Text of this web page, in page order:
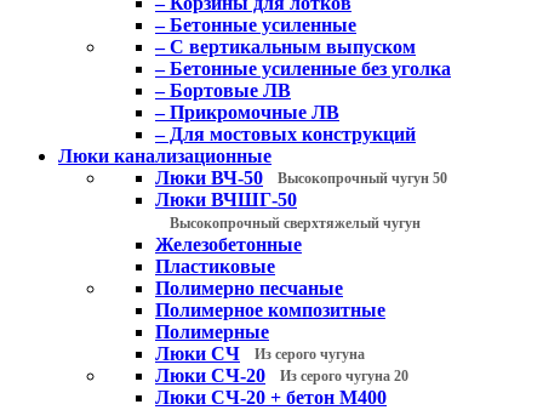
– Бетонные усиленные
– С вертикальным выпуском
– Бетонные усиленные без уголка
– Бортовые ЛВ
– Прикромочные ЛВ
– Для мостовых конструкций
Люки канализационные
Люки ВЧ-50
Высокопрочный чугун 50
Люки ВЧШГ-50
Высокопрочный сверхтяжелый чугун
Железобетонные
Пластиковые
Полимерно песчаные
Полимерное композитные
Полимерные
Люки СЧ
Из серого чугуна
Люки СЧ-20 Из серого чугуна 20
Люки СЧ-20 + бетон М400